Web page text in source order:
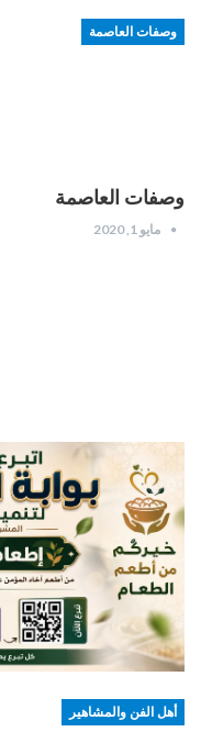
وصفات العاصمة
وصفات العاصمة
مايو 1, 2020
أهل الفن والمشاهير